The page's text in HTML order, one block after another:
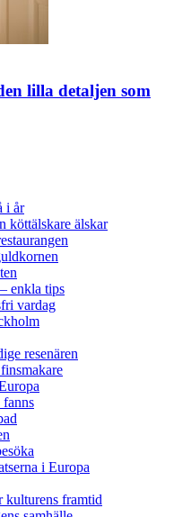
lilla detaljen som
i år
köttälskare älskar
enkla tips
vardag
resenären
i Europa
kulturens framtid